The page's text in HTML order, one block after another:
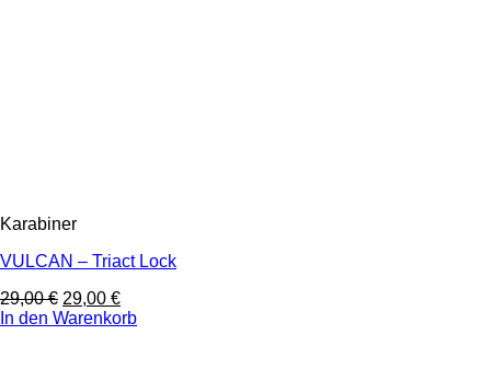
Karabiner
VULCAN – Triact Lock
29,00€ 29,00 €
In den Warenkorb